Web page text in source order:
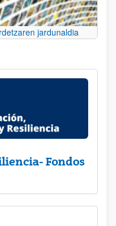
jardunaldia
Fondos